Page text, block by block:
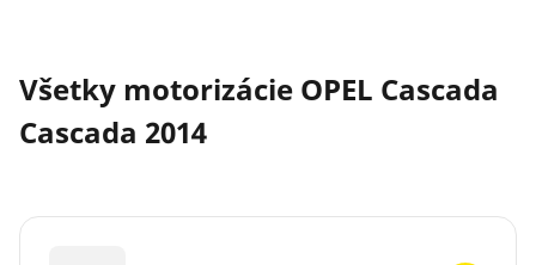
Všetky motorizácie OPEL Cascada
Cascada 2014